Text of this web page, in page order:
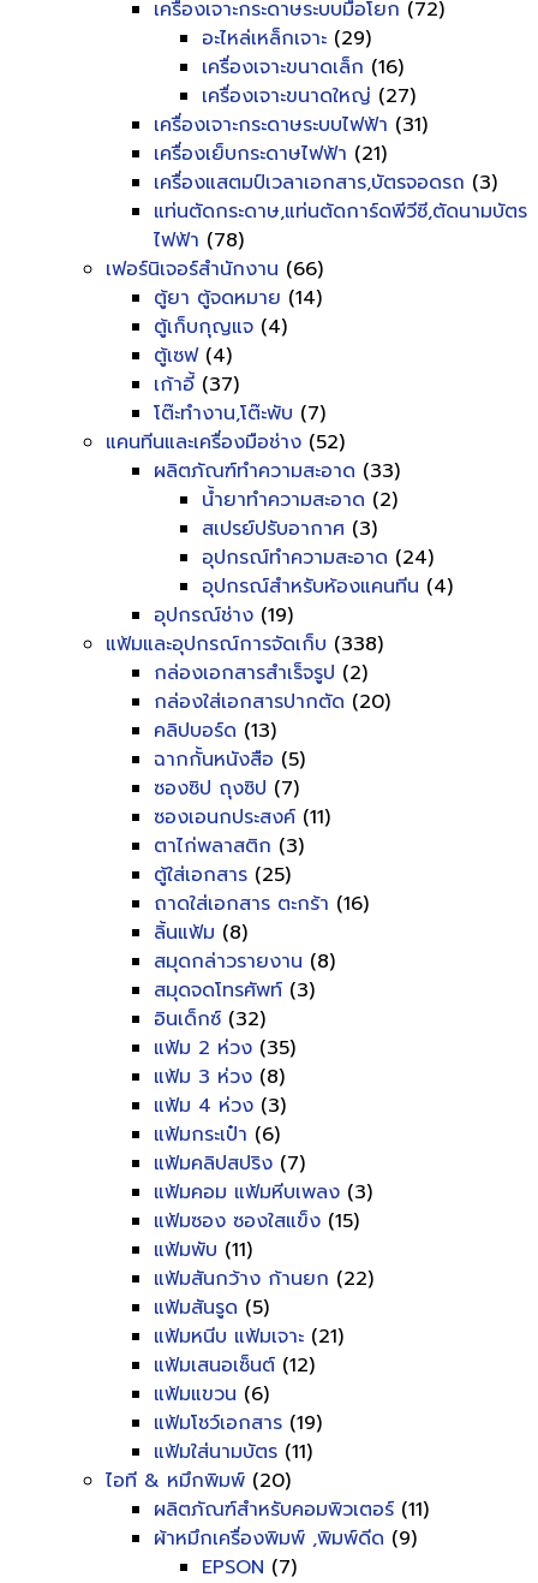
เครื่องเจาะกระดาษระบบมือโยก (72)
อะไหล่เหล็กเจาะ (29)
เครื่องเจาะขนาดเล็ก (16)
เครื่องเจาะขนาดใหญ่ (27)
เครื่องเจาะกระดาษระบบไฟฟ้า (31)
เครื่องเย็บกระดาษไฟฟ้า (21)
เครื่องแสตมป์เวลาเอกสาร,บัตรจอดรถ (3)
แท่นตัดกระดาษ,แท่นตัดการ์ดพีวีซี,ตัดนามบัตร
ไฟฟ้า (78)
เฟอร์นิเจอร์สำนักงาน (66)
ตู้ยา ตู้จดหมาย (14)
ตู้เก็บกุญแจ (4)
ตู้เซฟ(4)
เก้าอี้ (37)
โต๊ะทำงาน,โต๊ะพับ (7)
แคนทีนและเครื่องมือช่าง (52)
ผลิตภัณฑ์ทำความสะอาด (33)
น้ำยาทำความสะอาด (2)
สเปรย์ปรับอากาศ (3)
อุปกรณ์ทำความสะอาด (24)
อุปกรณ์สำหรับห้องแคนทีน (4)
อุปกรณ์ช่าง (19)
แฟ้มและอุปกรณ์การจัดเก็บ (338)
กล่องเอกสารสำเร็จรูป (2)
กล่องใส่เอกสารปากตัด (20)
คลิปบอร์ด (13)
ฉากกั้นหนังสือ (5)
ซองซิป ถุงซิป (7)
ซองเอนกประสงค์ (11)
ตาไก่พลาสติก (3)
ตู้ใส่เอกสาร (25)
ถาดใส่เอกสาร ตะกร้า (16)
ลิ้นแฟ้ม (8)
สมุดกล่าวรายงาน (8)
สมุดจดโทรศัพท์ (3)
อินเด็กซ์ (32)
แฟ้ม 2 ห่วง (35)
แฟ้ม 3 ห่วง (8)
แฟ้ม 4 ห่วง (3)
แฟ้มกระเป๋า (6)
แฟ้มคลิปสปริง (7)
แฟ้มคอม แฟ้มหีบเพลง (3)
แฟ้มซอง ซองใสแข็ง (15)
แฟ้มพับ (11)
แฟ้มสันกว้าง ก้านยก (22)
แฟ้มสันรูด (5)
แฟ้มหนีบ แฟ้มเจาะ (21)
แฟ้มเสนอเซ็นต์ (12)
แฟ้มแขวน (6)
แฟ้มโชว์เอกสาร (19)
แฟ้มใส่นามบัตร (11)
ไอที & หมึกพิมพ์ (20)
ผลิตภัณฑ์สำหรับคอมพิวเตอร์ (11)
ผ้าหมึกเครื่องพิมพ์ ,พิมพ์ดีด (9)
EPSON (7)